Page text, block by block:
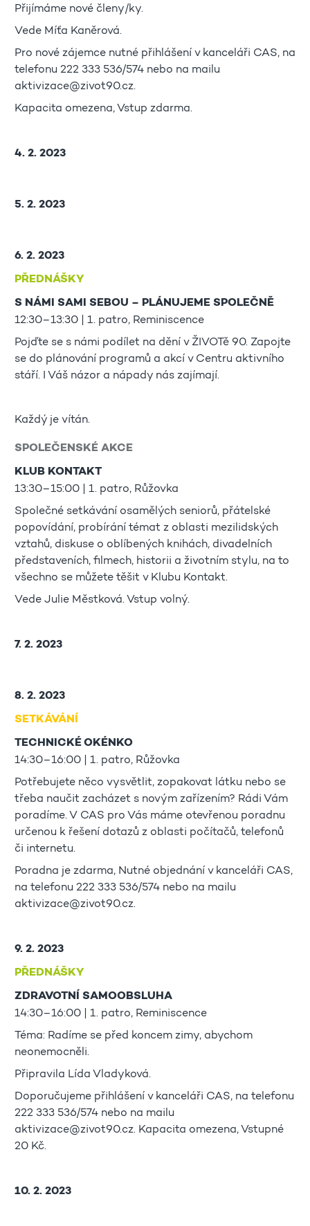
Přijímáme nové členy/ky.
Vede Míťa Kaněrová.
Pro nové zájemce nutné přihlášení v kanceláři CAS, na
telefonu 222 333 536/574 nebo na mailu
aktivizace@zivot90.cz.
Kapacita omezena, Vstup zdarma.
4. 2. 2023
5. 2. 2023
6. 2. 2023
PŘEDNÁŠKY
S NÁMI SAMI SEBOU – PLÁNUJEME SPOLEČNĚ
12:30–13:30 | 1. patro, Reminiscence
Pojďte se s námi podílet na dění v ŽIVOTě 90. Zapojte
se do plánování programů a akcí v Centru aktivního
stáří. I Váš názor a nápady nás zajímají.
Každý je vítán.
SPOLEČENSKÉ AKCE
KLUB KONTAKT
13:30–15:00 | 1. patro, Růžovka
Společné setkávání osamělých seniorů, přátelské
popovídání, probírání témat z oblasti mezilidských
vztahů, diskuse o oblíbených knihách, divadelních
představeních, filmech, historii a životním stylu, na to
všechno se můžete těšit v Klubu Kontakt.
Vede Julie Městková. Vstup volný.
7. 2. 2023
8. 2. 2023
SETKÁVÁNÍ
TECHNICKÉ OKÉNKO
14:30–16:00 | 1. patro, Růžovka
Potřebujete něco vysvětlit, zopakovat látku nebo se
třeba naučit zacházet s novým zařízením? Rádi Vám
poradíme. V CAS pro Vás máme otevřenou poradnu
určenou k řešení dotazů z oblasti počítačů, telefonů
či internetu.
Poradna je zdarma, Nutné objednání v kanceláři CAS,
na telefonu 222 333 536/574 nebo na mailu
aktivizace@zivot90.cz.
9. 2. 2023
PŘEDNÁŠKY
ZDRAVOTNÍ SAMOOBSLUHA
14:30–16:00 | 1. patro, Reminiscence
Téma: Radíme se před koncem zimy, abychom
neonemocněli.
Připravila Lída Vladyková.
Doporučujeme přihlášení v kanceláři CAS, na telefonu
222 333 536/574 nebo na mailu
aktivizace@zivot90.cz. Kapacita omezena, Vstupné
20 Kč.
10. 2. 2023